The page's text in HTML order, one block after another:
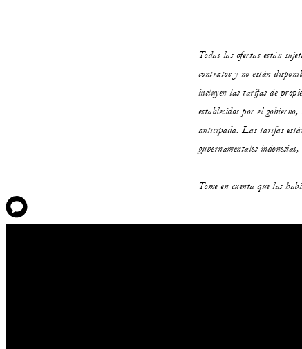
Todas las ofertas están
contratos y no están
incluyen las tarifas de
establecidos por el
anticipada. Las tarifas
gubernamentales
Tome en cuenta que las